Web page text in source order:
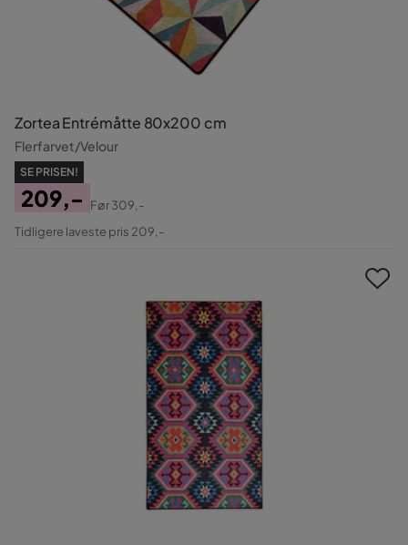
Zortea Entrémåtte 80x200 cm
Flerfarvet/Velour
SE PRISEN!
Pris
209,-
Original
Før309,-
Tidligere laveste pris 209,-